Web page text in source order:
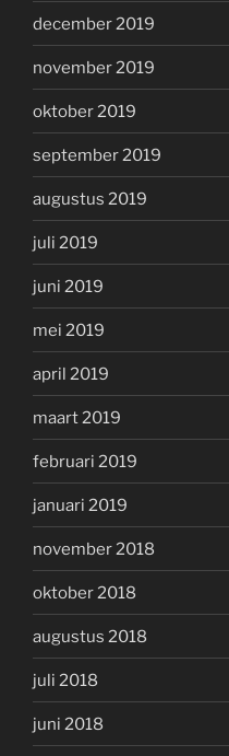
december 2019
november 2019
oktober 2019
september 2019
augustus 2019
juli 2019
juni 2019
mei 2019
april 2019
maart 2019
februari 2019
januari 2019
november 2018
oktober 2018
augustus 2018
juli 2018
juni 2018